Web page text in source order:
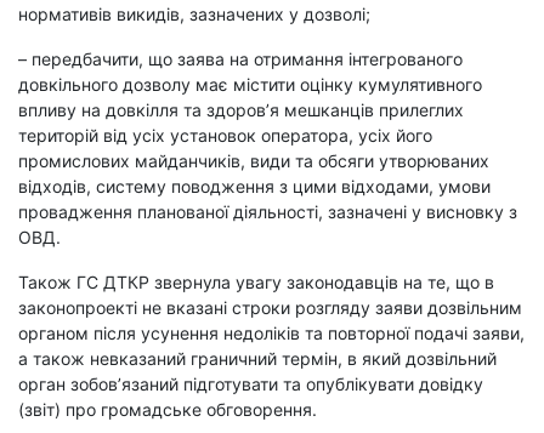
нормативів викидів, зазначених у дозволі;
– передбачити, що заява на отримання інтегрованого
довкільного дозволу має містити оцінку кумулятивного
впливу на довкілля та здоров’я мешканців прилеглих
територій від усіх установок оператора, усіх його
промислових майданчиків, види та обсяги утворюваних
відходів, систему поводження з цими відходами, умови
провадження планованої діяльності, зазначені у висновку з
ОВД.
Також ГС ДТКР звернула увагу законодавців на те, що в
законопроекті не вказані строки розгляду заяви дозвільним
органом після усунення недоліків та повторної подачі заяви,
а також невказаний граничний термін, в який дозвільний
орган зобов’язаний підготувати та опублікувати довідку
(звіт) про громадське обговорення.